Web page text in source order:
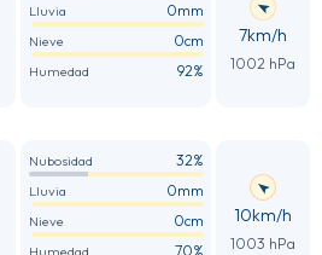
Lluvia 0mm
Nieve 0cm
Humedad 92%
7km/h
1002 hPa
Nubosidad 32%
Lluvia 0mm
Nieve 0cm
Humedad 70%
10km/h
1003 hPa